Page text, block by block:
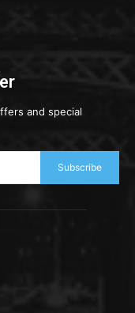
and special
Subscribe